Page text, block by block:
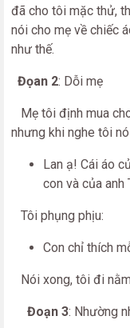
đã cho tôi mặc thử,
nói cho mẹ về chiếc
như thế.
Đọan 2: Dỗi mẹ
Mẹ tôi định mua
nhưng khi nghe tôi
Lan ạ! Cái áo
con và của anh
Tôi phụng phịu:
Con chỉ thích
Nói xong, tôi đi
Đoạn 3: Nhường